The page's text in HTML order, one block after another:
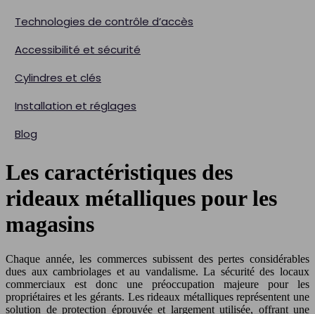
Technologies de contrôle d’accès
Accessibilité et sécurité
Cylindres et clés
Installation et réglages
Blog
Les caractéristiques des
rideaux métalliques pour les
magasins
Chaque année, les commerces subissent des pertes considérables
dues aux cambriolages et au vandalisme. La sécurité des locaux
commerciaux est donc une préoccupation majeure pour les
propriétaires et les gérants. Les rideaux métalliques représentent une
solution de protection éprouvée et largement utilisée, offrant une